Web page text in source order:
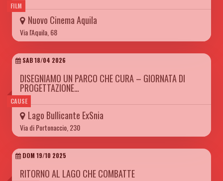
FILM
Nuovo Cinema Aquila
Via l'Aquila, 68
CAUSE
SAB 18/04 2026
DISEGNIAMO UN PARCO CHE CURA – GIORNATA DI
PROGETTAZIONE…
Lago Bullicante ExSnia
Via di Portonaccio, 230
DOM 19/10 2025
RITORNO AL LAGO CHE COMBATTE